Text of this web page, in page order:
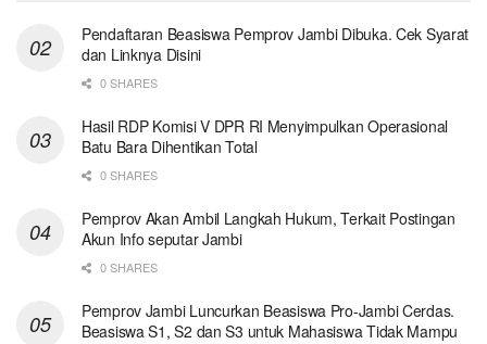
Pendaftaran Beasiswa Pemprov Jambi Dibuka. Cek Syarat
dan Linknya Disini
0 SHARES
Hasil RDP Komisi V DPR RI Menyimpulkan Operasional
Batu Bara Dihentikan Total
0 SHARES
Pemprov Akan Ambil Langkah Hukum, Terkait Postingan
Akun Info seputar Jambi
0 SHARES
Pemprov Jambi Luncurkan Beasiswa Pro-Jambi Cerdas.
Beasiswa S1, S2 dan S3 untuk Mahasiswa Tidak Mampu